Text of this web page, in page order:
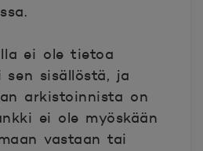
ei ole tietoa
sisällöstä, ja
arkistoinnista on
ei ole myöskään
vastaan tai